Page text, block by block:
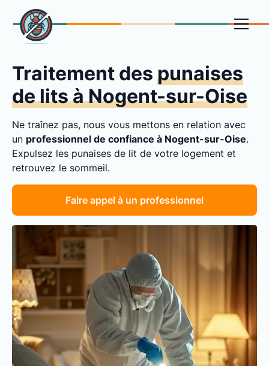
Traitement des punaises
de lits à Nogent-sur-Oise
Ne traînez pas, nous vous mettons en relation avec
un professionnel de confiance à Nogent-sur-Oise.
Expulsez les punaises de lit de votre logement et
retrouvez le sommeil.
Faire appel à un professionnel